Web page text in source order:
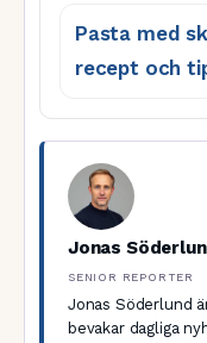
Pasta med
recept och
Jonas
SENIOR REPORTER
Jonas Söderlund
bevakar dagliga